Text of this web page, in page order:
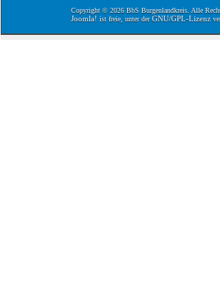
Copyright © 2026 BbS Burgenlandkreis. Alle
Joomla! ist freie, unter derGNU/GPL-Lizenz